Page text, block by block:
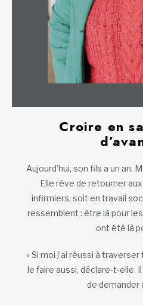
Croire en
Aujourd’hui, son fils a un an.
Elle rêve de retourner
infirmiers, soit en travail
ressemblent : être là pour
ont été là
« Si moi j’ai réussi à
le faire aussi, déclare-t-elle.
de demander